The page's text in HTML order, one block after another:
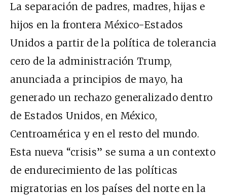
La separación de padres, madres, hijas e
hijos en la frontera México-Estados
Unidos a partir de la política de tolerancia
cero de la administración Trump,
anunciada a principios de mayo, ha
generado un rechazo generalizado dentro
de Estados Unidos, en México,
Centroamérica y en el resto del mundo.
Esta nueva “crisis” se suma a un contexto
de endurecimiento de las políticas
migratorias en los países del norte en la